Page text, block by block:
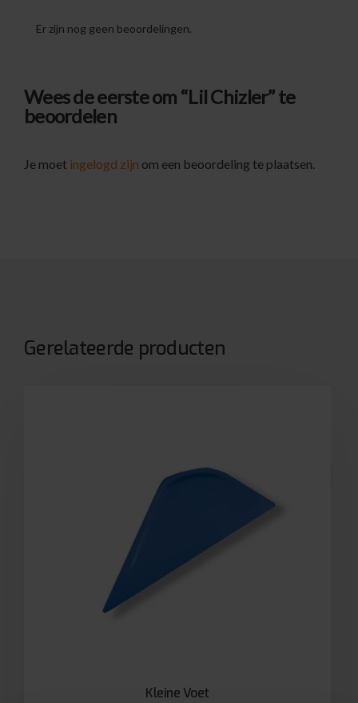
Er zijn nog geen beoordelingen.
Wees de eerste om “Lil Chizler” te
beoordelen
Je moet ingelogd zijn om een beoordeling te plaatsen.
Gerelateerde producten
Kleine Voet